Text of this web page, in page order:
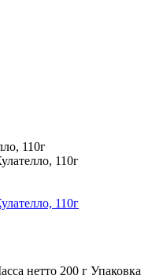
110г
нетто 200 г Упаковка